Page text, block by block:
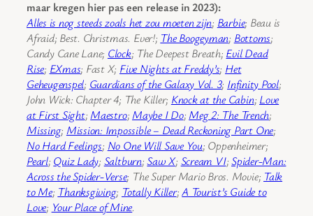
maar kregen hier pas een release in 2023):
Alles is nog steeds zoals het zou moeten zijn; Barbie; Beau is
Afraid; Best. Christmas. Ever!; The Boogeyman; Bottoms;
Candy Cane Lane; Clock; The Deepest Breath; Evil Dead
Rise; EXmas; Fast X; Five Nights at Freddy’s; Het
Geheugenspel; Guardians of the Galaxy Vol. 3; Infinity Pool;
John Wick: Chapter 4; The Killer; Knock at the Cabin; Love
at First Sight; Maestro; Maybe I Do; Meg 2: The Trench;
Missing; Mission: Impossible – Dead Reckoning Part One;
No Hard Feelings; No One Will Save You; Oppenheimer;
Pearl; Quiz Lady; Saltburn;Saw X; Scream VI;Spider-Man:
Across the Spider-Verse; The Super Mario Bros. Movie; Talk
to Me; Thanksgiving; Totally Killer;A Tourist’s Guide to
Love; Your Place of Mine.